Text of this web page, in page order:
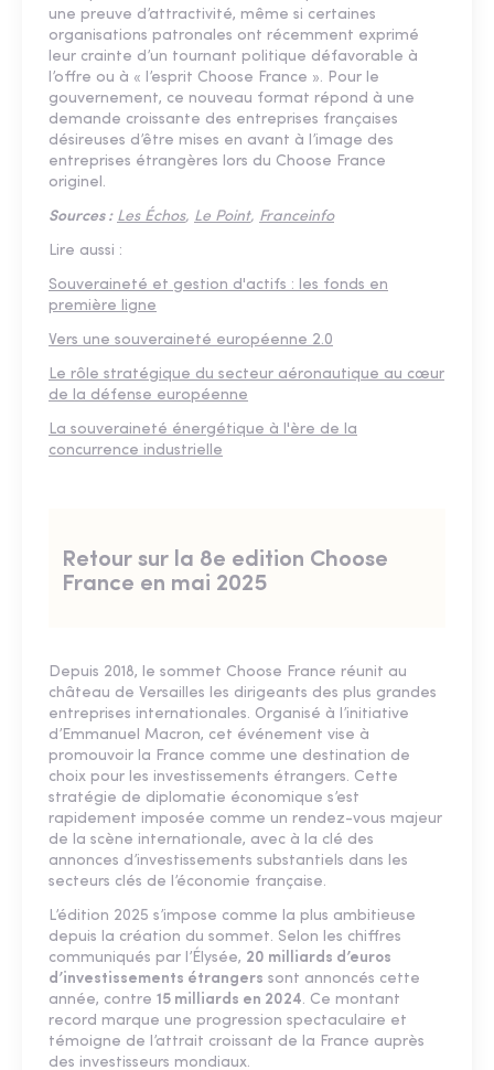
une preuve d’attractivité, même si certaines
organisations patronales ont récemment exprimé
leur crainte d’un tournant politique défavorable à
l’offre ou à « l’esprit Choose France ». Pour le
gouvernement, ce nouveau format répond à une
demande croissante des entreprises françaises
désireuses d’être mises en avant à l’image des
entreprises étrangères lors du Choose France
originel.
Sources : Les Échos, Le Point, Franceinfo
Lire aussi :
Souveraineté et gestion d'actifs : les fonds en
première ligne
Vers une souveraineté européenne 2.0
Le rôle stratégique du secteur aéronautique au cœur
de la défense européenne
La souveraineté énergétique à l'ère de la
concurrence industrielle
Retour sur la 8e edition Choose
France en mai 2025
Depuis 2018, le sommet Choose France réunit au
château de Versailles les dirigeants des plus grandes
entreprises internationales. Organisé à l’initiative
d’Emmanuel Macron, cet événement vise à
promouvoir la France comme une destination de
choix pour les investissements étrangers. Cette
stratégie de diplomatie économique s’est
rapidement imposée comme un rendez-vous majeur
de la scène internationale, avec à la clé des
annonces d’investissements substantiels dans les
secteurs clés de l’économie française.
L’édition 2025 s’impose comme la plus ambitieuse
depuis la création du sommet. Selon les chiffres
communiqués par l’Élysée, 20 milliards d’euros
d’investissements étrangers sont annoncés cette
année, contre 15 milliards en 2024. Ce montant
record marque une progression spectaculaire et
témoigne de l’attrait croissant de la France auprès
des investisseurs mondiaux.